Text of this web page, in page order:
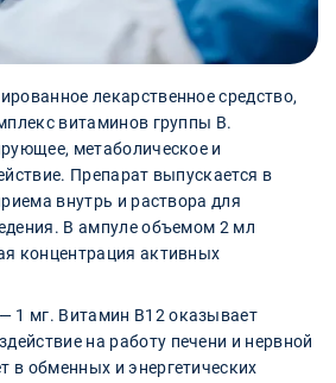
лекарственное средство,
витаминов группы В.
метаболическое и
Препарат выпускается в
внутрь и раствора для
В ампуле объемом 2 мл
концентрация активных
1 мг. Витамин В12 оказывает
на работу печени и нервной
в обменных и энергетических